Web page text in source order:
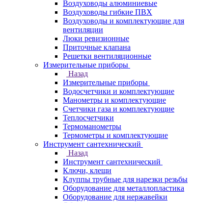
Воздуховоды алюминиевые
Воздуховоды гибкие ПВХ
Воздуховоды и комплектующие для
вентиляции
Люки ревизионные
Приточные клапана
Решетки вентиляционные
Измерительные приборы
Назад
Измерительные приборы
Водосчетчики и комплектующие
Манометры и комплектующие
Счетчики газа и комплектующие
Теплосчетчики
Термоманометры
Термометры и комплектующие
Инструмент сантехнический
Назад
Инструмент сантехнический
Ключи, клещи
Клуппы трубные для нарезки резьбы
Оборудование для металлопластика
Оборудование для нержавейки